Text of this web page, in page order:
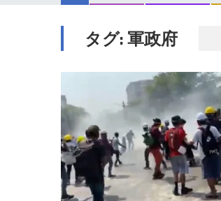
タグ:軍政府